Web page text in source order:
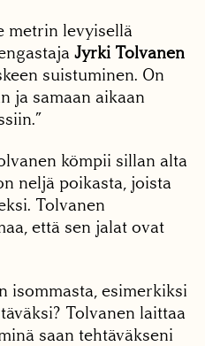
metrin levyisellä
Jyrki Tolvanen
suistuminen. On
ja samaan aikaan
kömpii sillan alta
neljä poikasta, joista
Tolvanen
että sen jalat ovat
isommasta, esimerkiksi
Tolvanen laittaa
saan tehtäväkseni